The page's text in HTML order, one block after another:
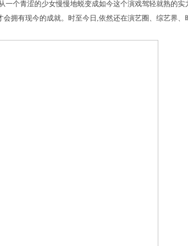
一个青涩的少女慢慢地蜕变成如今这个演戏驾轻就熟的实
拥有现今的成就。时至今日,依然还在演艺圈、综艺界、